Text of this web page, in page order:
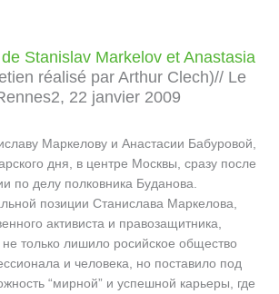
Stanislav Markelov et Anastasia
réalisé par Arthur Clech)// Le
22 janvier 2009
Маркелову и Анастасии Бабуровой,
дня, в центре Москвы, сразу после
по делу полковника Буданова.
позиции Станислава Маркелова,
активиста и правозащитника,
не только лишило росийское общество
и человека, но поставило под
“мирной” и успешной карьеры, где